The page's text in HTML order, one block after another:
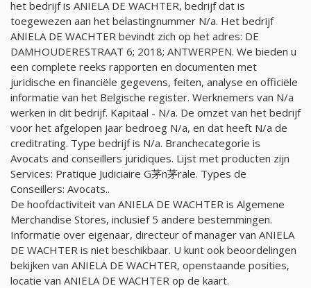
het bedrijf is ANIELA DE WACHTER, bedrijf dat is
toegewezen aan het belastingnummer N/a. Het bedrijf
ANIELA DE WACHTER bevindt zich op het adres: DE
DAMHOUDERESTRAAT 6; 2018; ANTWERPEN. We bieden u
een complete reeks rapporten en documenten met
juridische en financiële gegevens, feiten, analyse en officiële
informatie van het Belgische register. Werknemers van N/a
werken in dit bedrijf. Kapitaal - N/a. De omzet van het bedrijf
voor het afgelopen jaar bedroeg N/a, en dat heeft N/a de
creditrating. Type bedrijf is N/a. Branchecategorie is
Avocats and conseillers juridiques. Lijst met producten zijn
Services: Pratique Judiciaire G茅n茅rale. Types de
Conseillers: Avocats..
De hoofdactiviteit van ANIELA DE WACHTER is Algemene
Merchandise Stores, inclusief 5 andere bestemmingen.
Informatie over eigenaar, directeur of manager van ANIELA
DE WACHTER is niet beschikbaar. U kunt ook beoordelingen
bekijken van ANIELA DE WACHTER, openstaande posities,
locatie van ANIELA DE WACHTER op de kaart.